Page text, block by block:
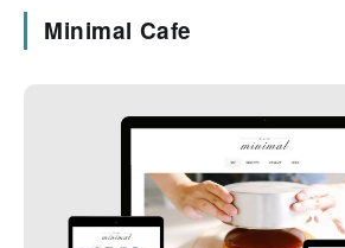
Minimal Cafe